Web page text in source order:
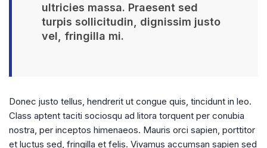
ultricies massa. Praesent sed
turpis sollicitudin, dignissim justo
vel, fringilla mi.
Donec justo tellus, hendrerit ut congue quis, tincidunt in leo.
Class aptent taciti sociosqu ad litora torquent per conubia
nostra, per inceptos himenaeos. Mauris orci sapien, porttitor
et luctus sed, fringilla et felis. Vivamus accumsan sapien sed